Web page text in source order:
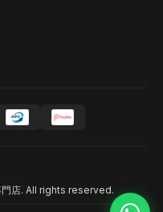
店. All rights reserved.